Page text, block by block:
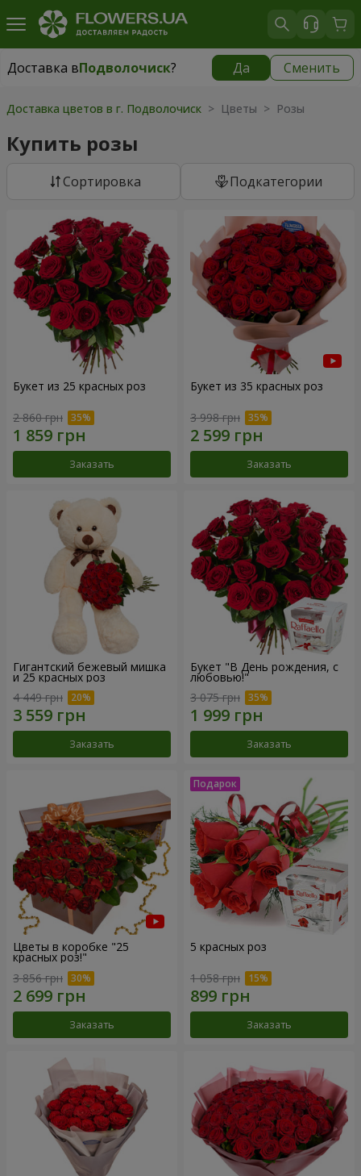
Доставка вПодволочиск? Да Сменить
Доставка вПодволочиск|
Доставка цветов в г. Подволочиск > Цветы > Розы
Купить розы
Cортировка Подкатегории
Букет из 25 красных роз
2 860 грн
Заказать
Букет из 35 красных роз
3 998 грн
Заказать
Гигантский бежевый мишка
и 25 красных роз
4 449 грн
Заказать
Букет "В День рождения, с
любовью!"
3 075 грн
Заказать
Цветы в коробке "25
красных роз!"
3 856 грн
Заказать
5 красных роз
1 058 грн
Заказать